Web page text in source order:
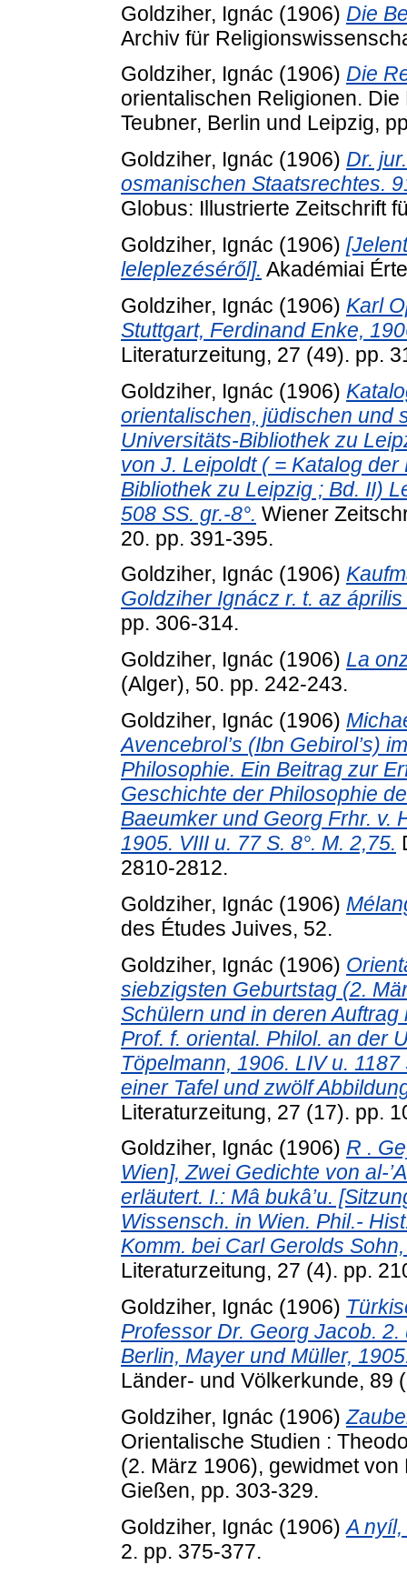
Goldziher, Ignác (1906) Die
Archiv für
Goldziher, Ignác (1906) Die
orientalischen Religionen.
Teubner, Berlin und Leipzig,
Goldziher, Ignác (1906) Dr.
osmanischen Staatsrechtes.
Globus: Illustrierte Zeitschrift
Goldziher, Ignác (1906)
leleplezéséről]. Akadémiai
Goldziher, Ignác (1906) Karl
Stuttgart, Ferdinand Enke,
Literaturzeitung, 27 (49). pp.
Goldziher, Ignác (1906)
orientalischen, jüdischen und
Universitäts-Bibliothek zu
von J. Leipoldt ( = Katalog
Bibliothek zu Leipzig ; Bd. II)
508 SS. gr.-8°. Wiener
20. pp. 391-395.
Goldziher, Ignác (1906)
Goldziher Ignácz r. t. az
pp. 306-314.
Goldziher, Ignác (1906) La
(Alger), 50. pp. 242-243.
Goldziher, Ignác (1906)
Avencebrol’s (Ibn Gebirol’s)
Philosophie. Ein Beitrag zur
Geschichte der Philosophie
Baeumker und Georg Frhr. v.
1905. VIII u. 77 S. 8°. M. 2,75.
2810-2812.
Goldziher, Ignác (1906)
des Études Juives, 52.
Goldziher, Ignác (1906)
siebzigsten Geburtstag (2.
Schülern und in deren
Prof. f. oriental. Philol. an der
Töpelmann, 1906. LIV u.
einer Tafel und zwölf
Literaturzeitung, 27 (17). pp.
Goldziher, Ignác (1906) R .
Wien], Zwei Gedichte von al-
erläutert. I.: Mâ bukâ’u.
Wissensch. in Wien. Phil.-
Komm. bei Carl Gerolds
Literaturzeitung, 27 (4). pp.
Goldziher, Ignác (1906)
Professor Dr. Georg Jacob.
Berlin, Mayer und Müller,
Länder- und Völkerkunde, 89
Goldziher, Ignác (1906)
Orientalische Studien :
(2. März 1906), gewidmet
Gießen, pp. 303-329.
Goldziher, Ignác (1906)A
2. pp. 375-377.